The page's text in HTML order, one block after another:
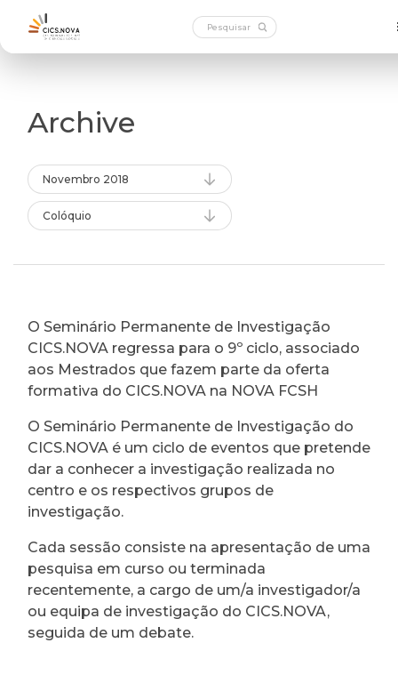
Archive
Novembro 2018
Colóquio
O Seminário Permanente de Investigação
CICS.NOVA regressa para o 9º ciclo, associado
aos Mestrados que fazem parte da oferta
formativa do CICS.NOVA na NOVA FCSH
O Seminário Permanente de Investigação do
CICS.NOVA é um ciclo de eventos que pretende
dar a conhecer a investigação realizada no
centro e os respectivos grupos de
investigação.
Cada sessão consiste na apresentação de uma
pesquisa em curso ou terminada
recentemente, a cargo de um/a investigador/a
ou equipa de investigação do CICS.NOVA,
seguida de um debate.